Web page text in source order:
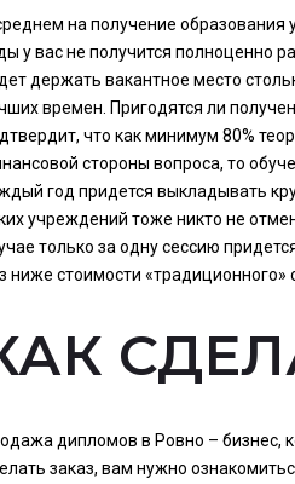
на получение образования
у вас не получится полноценно
держать вакантное место
времен. Пригодятся ли
что как минимум 80%
стороны вопроса, то
год придется выкладывать
учреждений тоже никто не
только за одну сессию
ниже стоимости «традиционного»
дипломов в Ровно – бизнес,
заказ, вам нужно